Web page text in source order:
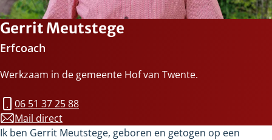
Gerrit Meutstege
Erfcoach
Werkzaam in de gemeente Hof van Twente.
Mobiel
Telefoonnummer:
06 51 37 25 88
Mail direct
Ik ben Gerrit Meutstege, geboren en getogen op een